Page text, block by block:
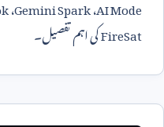
AI Mode،Gemini Spark،
FireSatکی اہم تفصیل۔